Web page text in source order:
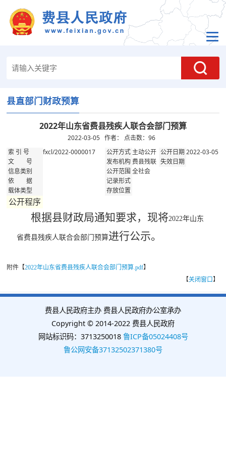
县直部门财政预算
2022年山东省费县残疾人联合会部门预算
2022-03-05 作者： 点击数： 96
索 引 号 fxcl/2022-0000017 公开方式 主动公开 公开日期2022-03-05
文 号 发布机构 费县残联 失效日期
信息类别
公开范围全社会
依 据
记录形式
载体类型
存放位置
公开程序
根据县财政局通知要求，现将2022年山东
省费县残疾人联合会部门预算进行公示。
附件【2022年山东省费县残疾人联合会部门预算.pdf】
【关闭窗口】
费县人民政府主办 费县人民政府办公室承办
Copyright © 2014-2022 费县人民政府
网站标识码：3713250018 鲁ICP备05024408号
鲁公网安备37132502371380号